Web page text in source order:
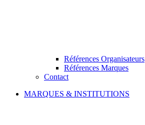
Références Organisateurs
Références Marques
Contact
MARQUES & INSTITUTIONS